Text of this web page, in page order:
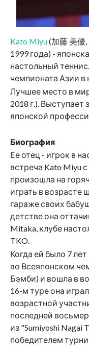
Kato Miyu(加藤 美
1999 года) -
настольный
чемпионата Азии
Лучшее место в
2018 г.). Выступает
японской
Биография
Ее отец - игрок в
встреча Kato Miyu
произошла на
играть в возрасте
гараже своих
детстве она
Mitaka, клубе
TKO.
Когда ей было 7
во Всеяпонском
Бэмби) и вошла в
16-м туре она
возрастной
последней
из "Sumiyoshi Nagai
победителем